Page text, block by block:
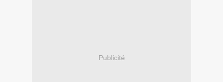
Publicité